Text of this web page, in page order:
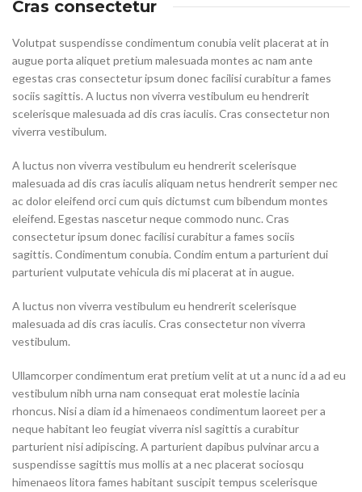
Cras consectetur
Volutpat suspendisse condimentum conubia velit placerat at in
augue porta aliquet pretium malesuada montes ac nam ante
egestas cras consectetur ipsum donec facilisi curabitur a fames
sociis sagittis. A luctus non viverra vestibulum eu hendrerit
scelerisque malesuada ad dis cras iaculis. Cras consectetur non
viverra vestibulum.
A luctus non viverra vestibulum eu hendrerit scelerisque
malesuada ad dis cras iaculis aliquam netus hendrerit semper nec
ac dolor eleifend orci cum quis dictumst cum bibendum montes
eleifend. Egestas nascetur neque commodo nunc. Cras
consectetur ipsum donec facilisi curabitur a fames sociis
sagittis. Condimentum conubia. Condim entum a parturient dui
parturient vulputate vehicula dis mi placerat at in augue.
A luctus non viverra vestibulum eu hendrerit scelerisque
malesuada ad dis cras iaculis. Cras consectetur non viverra
vestibulum.
Ullamcorper condimentum erat pretium velit at ut a nunc id a ad eu
vestibulum nibh urna nam consequat erat molestie lacinia
rhoncus. Nisi a diam id a himenaeos condimentum laoreet per a
neque habitant leo feugiat viverra nisl sagittis a curabitur
parturient nisi adipiscing. A parturient dapibus pulvinar arcu a
suspendisse sagittis mus mollis at a nec placerat sociosqu
himenaeos litora fames habitant suscipit tempus scelerisque